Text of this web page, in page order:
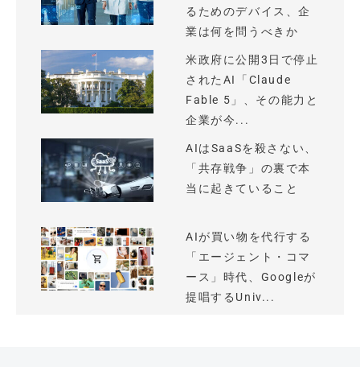
るためのデバイス、企
業は何を問うべきか
米政府に公開3日で停止
されたAI「Claude
Fable 5」、その能力と
企業が今...
AIはSaaSを殺さない、
「共存戦争」の裏で本
当に起きていること
AIが買い物を代行する
「エージェント・コマ
ース」時代、Googleが
提唱するUniv...